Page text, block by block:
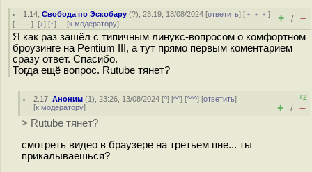
1.14 ,Свобода по Эскобару (?), 23:19, 13/08/2024 [ответить] [ ﹢﹢﹢]
[ · · · ] [↓] [↑] [к модератору] + / –
Я как раз зашёл с типичным линукс-вопросом о комфортном
броузинге на Pentium III, а тут прямо первым коментарием
сразу ответ. Спасибо.
Тогда ещё вопрос. Rutube тянет?
2.17 ,Аноним (1), 23:26, 13/08/2024 [^] [^^] [^^^] [ответить]
[к модератору]
+2
+ / –
> Rutube тянет?
смотреть видео в браузере на третьем пне... ты
прикалываешься?